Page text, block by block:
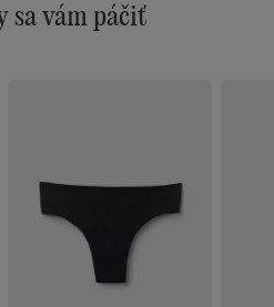
sa vám páčiť